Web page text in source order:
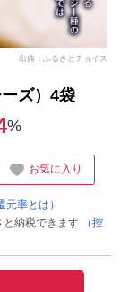
出典：ふるさとチョイス
ズ）4袋
%
お気に入り
元率とは）
納税できます
（控